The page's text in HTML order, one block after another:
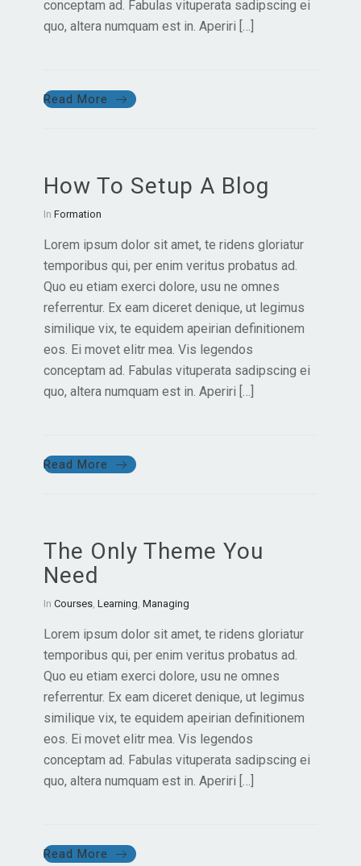
conceptam ad. Fabulas vituperata sadipscing ei
quo, altera numquam est in. Aperiri […]
Read More
How To Setup A Blog
In Formation
Lorem ipsum dolor sit amet, te ridens gloriatur
temporibus qui, per enim veritus probatus ad.
Quo eu etiam exerci dolore, usu ne omnes
referrentur. Ex eam diceret denique, ut legimus
similique vix, te equidem apeirian definitionem
eos. Ei movet elitr mea. Vis legendos
conceptam ad. Fabulas vituperata sadipscing ei
quo, altera numquam est in. Aperiri […]
Read More
The Only Theme You
Need
In Courses, Learning, Managing
Lorem ipsum dolor sit amet, te ridens gloriatur
temporibus qui, per enim veritus probatus ad.
Quo eu etiam exerci dolore, usu ne omnes
referrentur. Ex eam diceret denique, ut legimus
similique vix, te equidem apeirian definitionem
eos. Ei movet elitr mea. Vis legendos
conceptam ad. Fabulas vituperata sadipscing ei
quo, altera numquam est in. Aperiri […]
Read More